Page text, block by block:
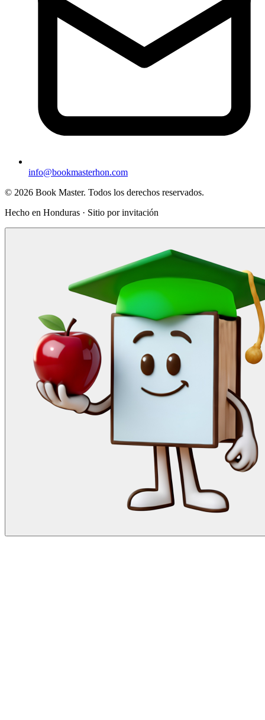
info@bookmasterhon.com
© 2026 Book Master. Todos los derechos reservados.
Hecho en Honduras · Sitio por invitación